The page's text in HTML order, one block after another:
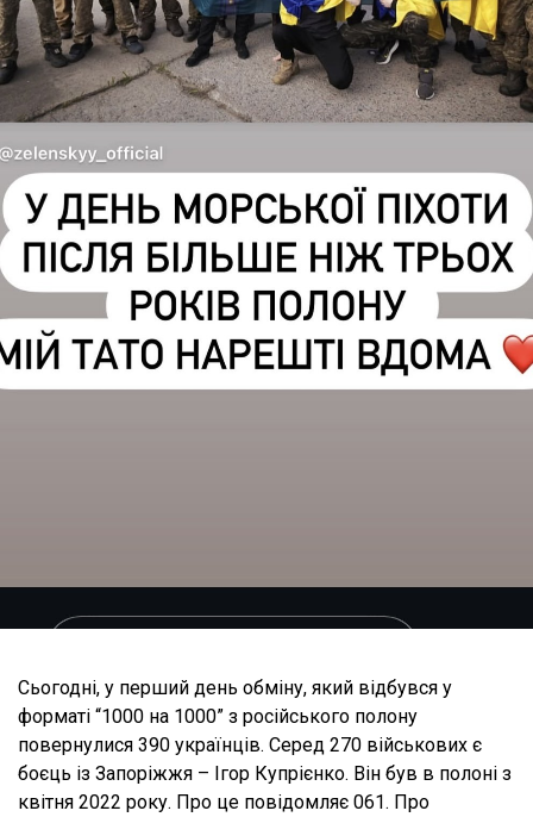
Сьогодні, у перший день обміну, який відбувся у
форматі “1000 на 1000” з російського полону
повернулися 390 українців. Серед 270 військових є
боєць із Запоріжжя – Ігор Купрієнко. Він був в полоні з
квітня 2022 року. Про це повідомляє 061. Про